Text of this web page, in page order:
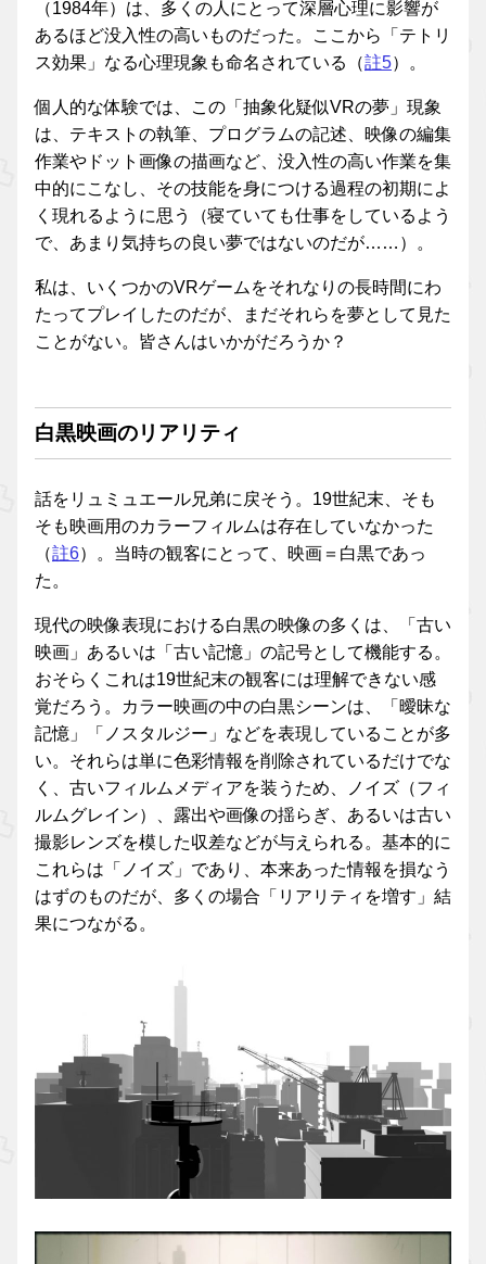
（1984年）は、多くの人にとって深層心理に影響が
あるほど没入性の高いものだった。ここから「テトリ
ス効果」なる心理現象も命名されている（註5）。
個人的な体験では、この「抽象化疑似VRの夢」現象
は、テキストの執筆、プログラムの記述、映像の編集
作業やドット画像の描画など、没入性の高い作業を集
中的にこなし、その技能を身につける過程の初期によ
く現れるように思う（寝ていても仕事をしているよう
で、あまり気持ちの良い夢ではないのだが……）。
私は、いくつかのVRゲームをそれなりの長時間にわ
たってプレイしたのだが、まだそれらを夢として見た
ことがない。皆さんはいかがだろうか？
白黒映画のリアリティ
話をリュミュエール兄弟に戻そう。19世紀末、そも
そも映画用のカラーフィルムは存在していなかった
（註6）。当時の観客にとって、映画＝白黒であっ
た。
現代の映像表現における白黒の映像の多くは、「古い
映画」あるいは「古い記憶」の記号として機能する。
おそらくこれは19世紀末の観客には理解できない感
覚だろう。カラー映画の中の白黒シーンは、「曖昧な
記憶」「ノスタルジー」などを表現していることが多
い。それらは単に色彩情報を削除されているだけでな
く、古いフィルムメディアを装うため、ノイズ（フィ
ルムグレイン）、露出や画像の揺らぎ、あるいは古い
撮影レンズを模した収差などが与えられる。基本的に
これらは「ノイズ」であり、本来あった情報を損なう
はずのものだが、多くの場合「リアリティを増す」結
果につながる。